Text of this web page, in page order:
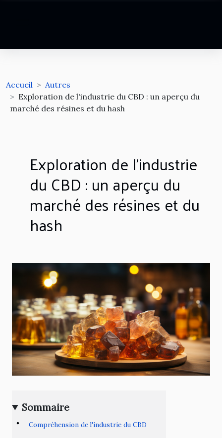
Accueil
Autres
Exploration de l'industrie du CBD : un aperçu du
marché des résines et du hash
Exploration de l'industrie
du CBD : un aperçu du
marché des résines et du
hash
Sommaire
Compréhension de l'industrie du CBD